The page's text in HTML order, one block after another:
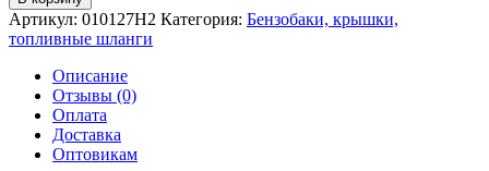
Крышка
для
мотопомпы,
большая
Артикул: 010127H2 Категория: Бензобаки, крышки,
топливные шланги
Описание
Отзывы (0)
Оплата
Доставка
Оптовикам